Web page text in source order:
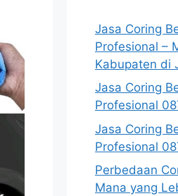
Jasa Coring
Profesional –
Kabupaten di
Jasa Coring
Profesional
Jasa Coring
Profesional
Perbedaan
Mana yang